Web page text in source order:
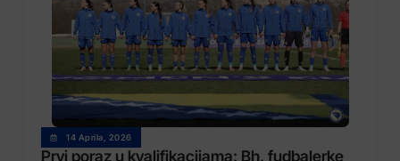
14 Aprila, 2026
Prvi poraz u kvalifikacijama: Bh. fudbalerke